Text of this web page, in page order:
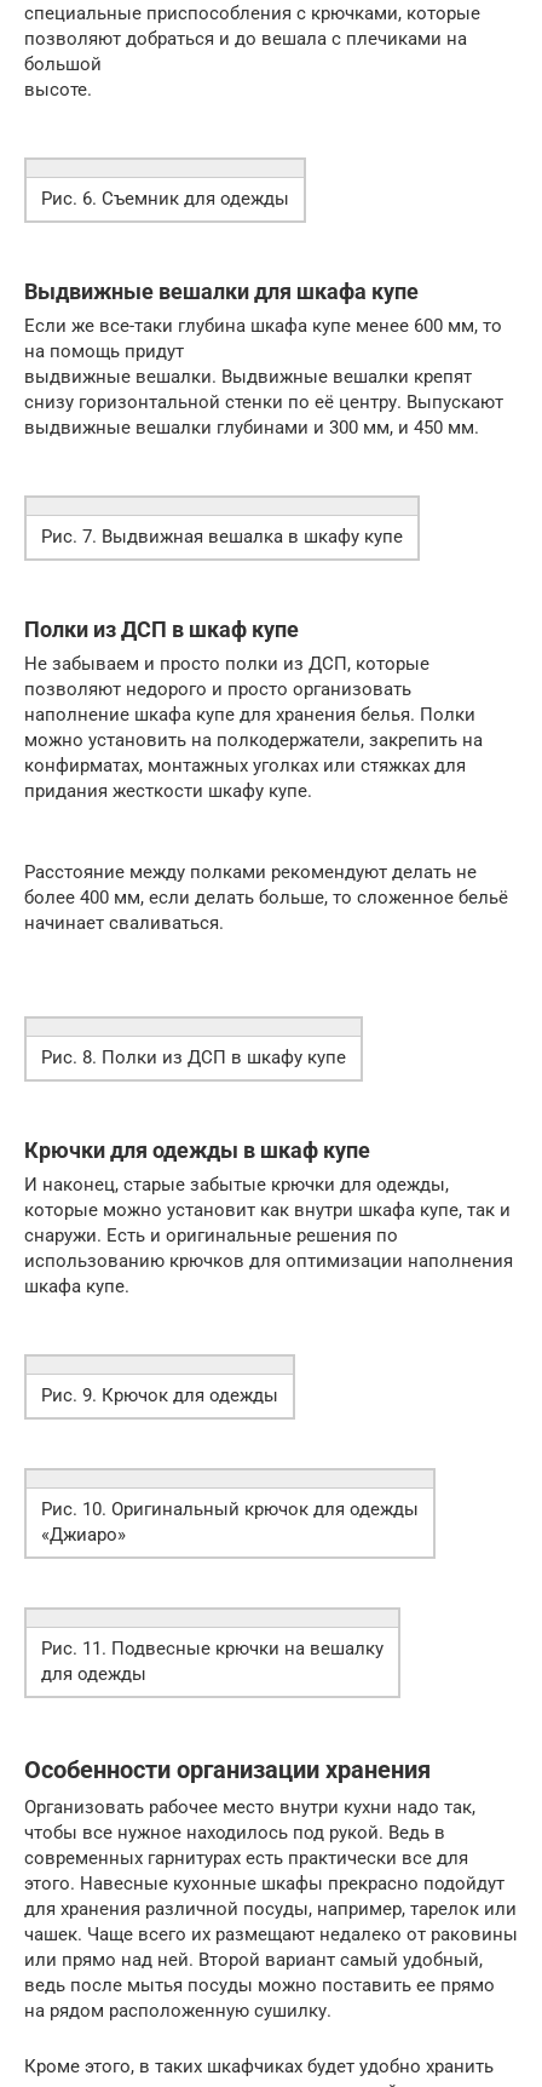
специальные приспособления с крючками, которые
позволяют добраться и до вешала с плечиками на
большой
высоте.
Рис. 6. Съемник для одежды
Выдвижные вешалки для шкафа купе
Если же все-таки глубина шкафа купе менее 600 мм, то
на помощь придут
выдвижные вешалки. Выдвижные вешалки крепят
снизу горизонтальной стенки по её центру. Выпускают
выдвижные вешалки глубинами и 300 мм, и 450 мм.
Рис. 7. Выдвижная вешалка в шкафу купе
Полки из ДСП в шкаф купе
Не забываем и просто полки из ДСП, которые
позволяют недорого и просто организовать
наполнение шкафа купе для хранения белья. Полки
можно установить на полкодержатели, закрепить на
конфирматах, монтажных уголках или стяжках для
придания жесткости шкафу купе.
Расстояние между полками рекомендуют делать не
более 400 мм, если делать больше, то сложенное бельё
начинает сваливаться.
Рис. 8. Полки из ДСП в шкафу купе
Крючки для одежды в шкаф купе
И наконец, старые забытые крючки для одежды,
которые можно установит как внутри шкафа купе, так и
снаружи. Есть и оригинальные решения по
использованию крючков для оптимизации наполнения
шкафа купе.
Рис. 9. Крючок для одежды
Рис. 10. Оригинальный крючок для одежды
«Джиаро»
Рис. 11. Подвесные крючки на вешалку
для одежды
Особенности организации хранения
Организовать рабочее место внутри кухни надо так,
чтобы все нужное находилось под рукой. Ведь в
современных гарнитурах есть практически все для
этого. Навесные кухонные шкафы прекрасно подойдут
для хранения различной посуды, например, тарелок или
чашек. Чаще всего их размещают недалеко от раковины
или прямо над ней. Второй вариант самый удобный,
ведь после мытья посуды можно поставить ее прямо
на рядом расположенную сушилку.
Кроме этого, в таких шкафчиках будет удобно хранить